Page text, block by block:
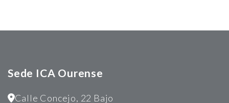
Sede ICA Ourense
Calle Concejo, 22 Bajo